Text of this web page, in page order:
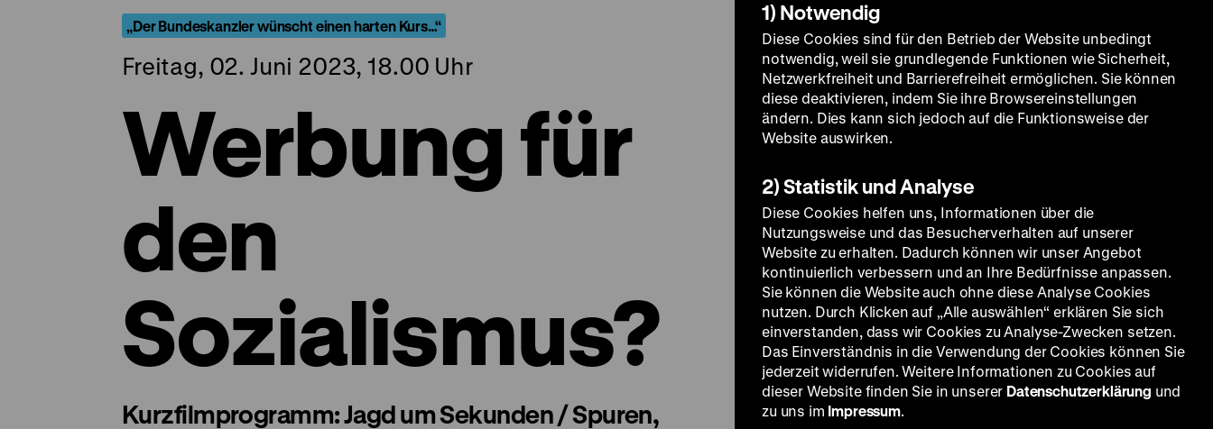
„Der Bundeskanzler wünscht einen harten Kurs…“
Freitag, 02. Juni 2023, 18.00 Uhr
Werbung für
den
Sozialismus?
Kurzfilmprogramm: Jagd um Sekunden / Spuren,
1) Notwendig
Diese Cookies sind für den Betrieb der Website unbedingt
notwendig, weil sie grundlegende Funktionen wie Sicherheit,
Netzwerkfreiheit und Barrierefreiheit ermöglichen. Sie können
diese deaktivieren, indem Sie ihre Browsereinstellungen
ändern. Dies kann sich jedoch auf die Funktionsweise der
Website auswirken.
2) Statistik und Analyse
Diese Cookies helfen uns, Informationen über die
Nutzungsweise und das Besucherverhalten auf unserer
Website zu erhalten. Dadurch können wir unser Angebot
kontinuierlich verbessern und an Ihre Bedürfnisse anpassen.
Sie können die Website auch ohne diese Analyse Cookies
nutzen. Durch Klicken auf „Alle auswählen“ erklären Sie sich
einverstanden, dass wir Cookies zu Analyse-Zwecken setzen.
Das Einverständnis in die Verwendung der Cookies können Sie
jederzeit widerrufen. Weitere Informationen zu Cookies auf
dieser Website finden Sie in unserer Datenschutzerklärung und
zu uns im Impressum.